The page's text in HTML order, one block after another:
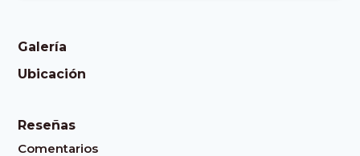
Galería
Ubicación
Reseñas
Comentarios